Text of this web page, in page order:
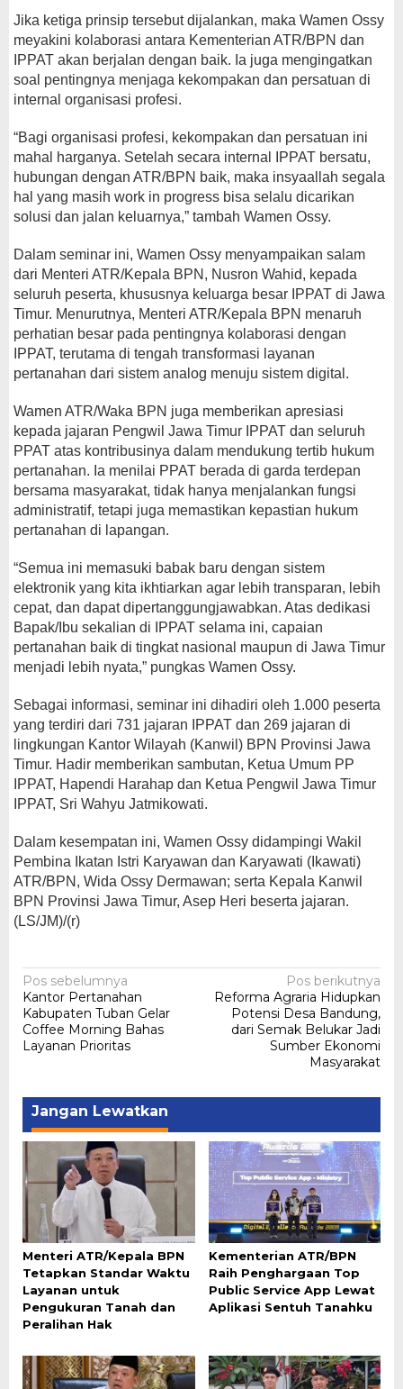
Jika ketiga prinsip tersebut dijalankan, maka Wamen Ossy
meyakini kolaborasi antara Kementerian ATR/BPN dan
IPPAT akan berjalan dengan baik. Ia juga mengingatkan
soal pentingnya menjaga kekompakan dan persatuan di
internal organisasi profesi.
“Bagi organisasi profesi, kekompakan dan persatuan ini
mahal harganya. Setelah secara internal IPPAT bersatu,
hubungan dengan ATR/BPN baik, maka insyaallah segala
hal yang masih work in progress bisa selalu dicarikan
solusi dan jalan keluarnya,” tambah Wamen Ossy.
Dalam seminar ini, Wamen Ossy menyampaikan salam
dari Menteri ATR/Kepala BPN, Nusron Wahid, kepada
seluruh peserta, khususnya keluarga besar IPPAT di Jawa
Timur. Menurutnya, Menteri ATR/Kepala BPN menaruh
perhatian besar pada pentingnya kolaborasi dengan
IPPAT, terutama di tengah transformasi layanan
pertanahan dari sistem analog menuju sistem digital.
Wamen ATR/Waka BPN juga memberikan apresiasi
kepada jajaran Pengwil Jawa Timur IPPAT dan seluruh
PPAT atas kontribusinya dalam mendukung tertib hukum
pertanahan. Ia menilai PPAT berada di garda terdepan
bersama masyarakat, tidak hanya menjalankan fungsi
administratif, tetapi juga memastikan kepastian hukum
pertanahan di lapangan.
“Semua ini memasuki babak baru dengan sistem
elektronik yang kita ikhtiarkan agar lebih transparan, lebih
cepat, dan dapat dipertanggungjawabkan. Atas dedikasi
Bapak/Ibu sekalian di IPPAT selama ini, capaian
pertanahan baik di tingkat nasional maupun di Jawa Timur
menjadi lebih nyata,” pungkas Wamen Ossy.
Sebagai informasi, seminar ini dihadiri oleh 1.000 peserta
yang terdiri dari 731 jajaran IPPAT dan 269 jajaran di
lingkungan Kantor Wilayah (Kanwil) BPN Provinsi Jawa
Timur. Hadir memberikan sambutan, Ketua Umum PP
IPPAT, Hapendi Harahap dan Ketua Pengwil Jawa Timur
IPPAT, Sri Wahyu Jatmikowati.
Dalam kesempatan ini, Wamen Ossy didampingi Wakil
Pembina Ikatan Istri Karyawan dan Karyawati (Ikawati)
ATR/BPN, Wida Ossy Dermawan; serta Kepala Kanwil
BPN Provinsi Jawa Timur, Asep Heri beserta jajaran.
(LS/JM)/(r)
Navigasi
pos
Pos sebelumnya
Kantor Pertanahan
Kabupaten Tuban Gelar
Coffee Morning Bahas
Layanan Prioritas
Pos berikutnya
Reforma Agraria Hidupkan
Potensi Desa Bandung,
dari Semak Belukar Jadi
Sumber Ekonomi
Masyarakat
Jangan Lewatkan
Menteri ATR/Kepala BPN
Tetapkan Standar Waktu
Layanan untuk
Pengukuran Tanah dan
Peralihan Hak
Kementerian ATR/BPN
Raih Penghargaan Top
Public Service App Lewat
Aplikasi Sentuh Tanahku